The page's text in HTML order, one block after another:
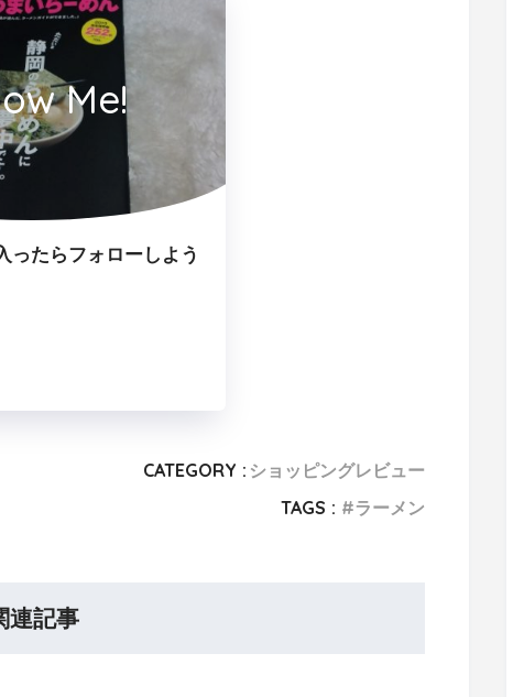
Me!
ったらフォローしよう
CATEGORY : ショッピングレビュー
TAGS :
ラーメン
連記事